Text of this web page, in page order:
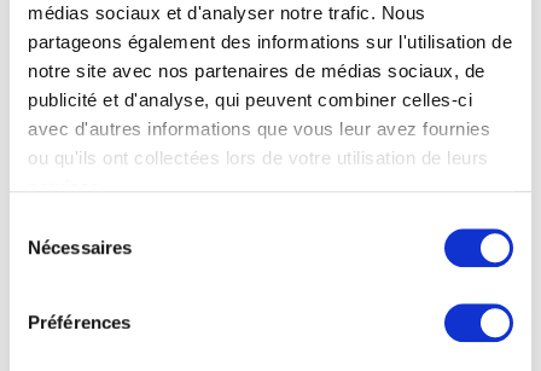
médias sociaux et d'analyser notre trafic. Nous
partageons également des informations sur l'utilisation de
notre site avec nos partenaires de médias sociaux, de
publicité et d'analyse, qui peuvent combiner celles-ci
avec d'autres informations que vous leur avez fournies
ou qu'ils ont collectées lors de votre utilisation de leurs
Nécessaires
Préférences
Ergänzend zum Stanzpressen bietet die Gruppe
TMA folgende Leistungen an: Vernieten, Crimpen,
Schweißen, Trowalisieren, Gewindebohren,
Oberflächenbehandlung und Montage Ihrer